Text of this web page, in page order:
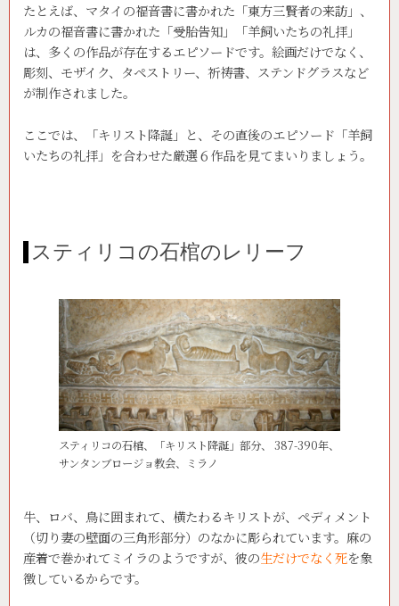
たとえば、マタイの福音書に書かれた「東方三賢者の来訪」、
ルカの福音書に書かれた「受胎告知」「羊飼いたちの礼拝」
は、多くの作品が存在するエピソードです。絵画だけでなく、
彫刻、モザイク、タペストリー、祈祷書、ステンドグラスなど
が制作されました。
ここでは、「キリスト降誕」と、その直後のエピソード「羊飼
いたちの礼拝」を合わせた厳選６作品を見てまいりましょう。
スティリコの石棺のレリーフ
スティリコの石棺、「キリスト降誕」部分、 387-390年、
サンタンブロージョ教会、ミラノ
牛、ロバ、鳥に囲まれて、横たわるキリストが、ペディメント
（切り妻の壁面の三角形部分）のなかに彫られています。麻の
産着で巻かれてミイラのようですが、彼の生だけでなく死を象
徴しているからです。